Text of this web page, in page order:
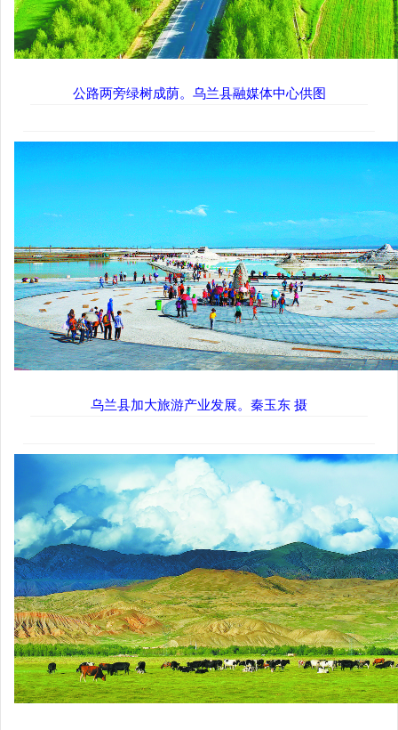
公路两旁绿树成荫。乌兰县融媒体中心供图
乌兰县加大旅游产业发展。秦玉东 摄